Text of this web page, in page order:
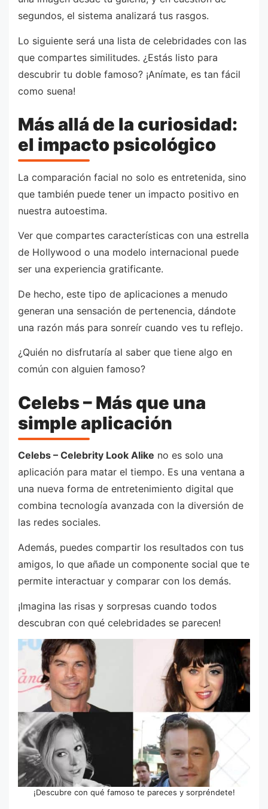
segundos, el sistema analizará tus rasgos.
Lo siguiente será una lista de celebridades con las
que compartes similitudes. ¿Estás listo para
descubrir tu doble famoso? ¡Anímate, es tan fácil
como suena!
Más allá de la curiosidad:
el impacto psicológico
La comparación facial no solo es entretenida, sino
que también puede tener un impacto positivo en
nuestra autoestima.
Ver que compartes características con una estrella
de Hollywood o una modelo internacional puede
ser una experiencia gratificante.
De hecho, este tipo de aplicaciones a menudo
generan una sensación de pertenencia, dándote
una razón más para sonreír cuando ves tu reflejo.
¿Quién no disfrutaría al saber que tiene algo en
común con alguien famoso?
Celebs – Más que una
simple aplicación
Celebs – Celebrity Look Alike no es solo una
aplicación para matar el tiempo. Es una ventana a
una nueva forma de entretenimiento digital que
combina tecnología avanzada con la diversión de
las redes sociales.
Además, puedes compartir los resultados con tus
amigos, lo que añade un componente social que te
permite interactuar y comparar con los demás.
¡Imagina las risas y sorpresas cuando todos
descubran con qué celebridades se parecen!
¡Descubre con qué famoso te pareces y sorpréndete!